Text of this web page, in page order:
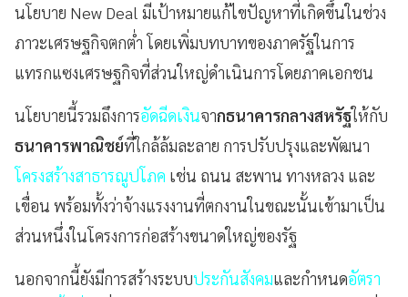
นโยบาย New Deal มีเป้าหมายแก้ไขปัญหาที่เกิดขึ้นในช่วง
ภาวะเศรษฐกิจตกต่ำ โดยเพิ่มบทบาทของภาครัฐในการ
แทรกแซงเศรษฐกิจที่ส่วนใหญ่ดำเนินการโดยภาคเอกชน
นโยบายนี้รวมถึงการอัดฉีดเงินจากธนาคารกลางสหรัฐให้กับ
ธนาคารพาณิชย์ที่ใกล้ล้มละลาย การปรับปรุงและพัฒนา
โครงสร้างสาธารณูปโภค เช่น ถนน สะพาน ทางหลวง และ
เขื่อน พร้อมทั้งว่าจ้างแรงงานที่ตกงานในขณะนั้นเข้ามาเป็น
ส่วนหนึ่งในโครงการก่อสร้างขนาดใหญ่ของรัฐ
นอกจากนี้ยังมีการสร้างระบบประกันสังคมและกำหนดอัตรา